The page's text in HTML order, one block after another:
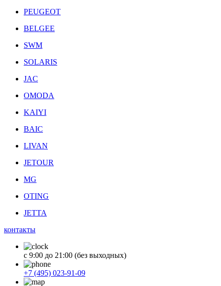
PEUGEOT
BELGEE
SWM
SOLARIS
JAC
OMODA
KAIYI
BAIC
LIVAN
JETOUR
MG
OTING
JETTA
контакты
с 9:00 до 21:00 (без выходных)
+7 (495) 023-91-09